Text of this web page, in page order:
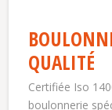
QUALITÉ
Certifiée Iso
boulonnerie